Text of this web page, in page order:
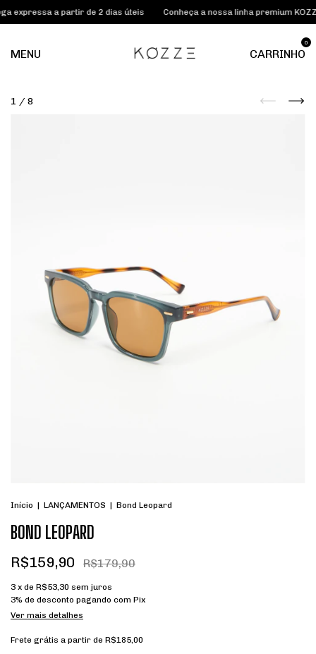
a partir de 2 dias úteis Conheça a nossa linha premium KOZZE LAB
MENU CARRINHO
0
1 / 8
Início | LANÇAMENTOS | Bond Leopard
BOND LEOPARD
R$159,90 R$179,90
3 x de R$53,30 sem juros
3% de desconto pagando com Pix
Ver mais detalhes
Frete grátis a partir de R$185,00